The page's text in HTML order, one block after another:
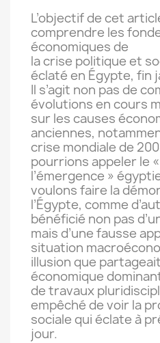
L’objectif de cet
comprendre les
économiques de
la crise politique et
éclaté en Égypte, fin
Il s’agit non pas de
évolutions en cours
sur les causes
anciennes,
crise mondiale de
pourrions appeler le
l’émergence »
voulons faire la
l’Égypte, comme
bénéficié non pas
mais d’une fausse
situation
illusion que
économique
de travaux
empêché de voir la
sociale qui éclate à
jour.